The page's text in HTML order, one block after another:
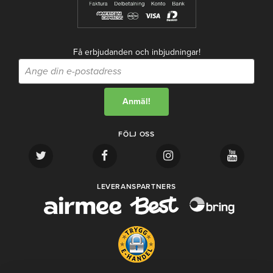
Få erbjudanden och inbjudningar!
FÖLJ OSS
LEVERANSPARTNERS